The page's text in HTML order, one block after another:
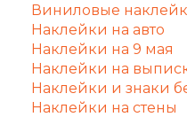
Виниловые
Наклейки на авто
Наклейки на 9 мая
Наклейки на
Наклейки и знаки
Наклейки на стены